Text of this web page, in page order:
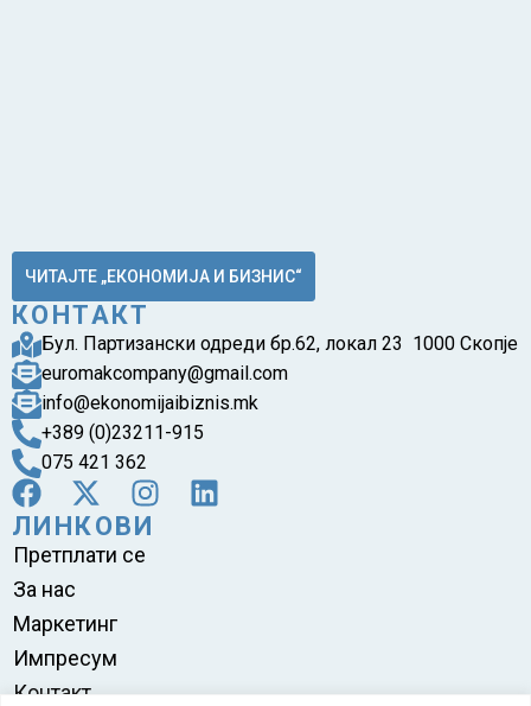
ЧИТАЈТЕ „ЕКОНОМИЈА И БИЗНИС“
КОНТАКТ
Бул. Партизански одреди бр.62, локал 23 1000 Скопје
euromakcompany@gmail.com
info@ekonomijaibiznis.mk
+389 (0)23211-915
075 421 362
ЛИНКОВИ
Претплати се
За нас
Маркетинг
Импресум
Контакт